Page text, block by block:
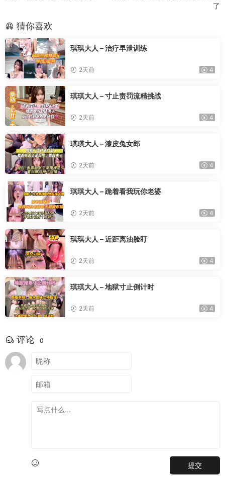
了
猜你喜欢
琪琪大人 – 治疗早泄训练
2天前 4
琪琪大人 – 寸止责罚流精挑战
2天前 4
琪琪大人 – 漆皮兔女郎
2天前 4
琪琪大人 – 跪着看我玩你老婆
2天前 4
琪琪大人 – 近距离油脸盯
2天前 4
琪琪大人 – 地狱寸止倒计时
2天前 4
评论 0
提交